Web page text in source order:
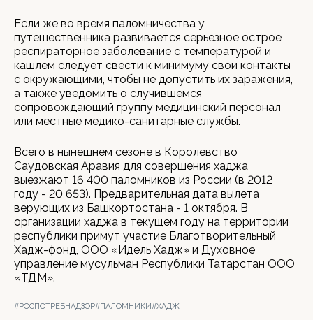
Если же во время паломничества у
путешественника развивается серьезное острое
респираторное заболевание с температурой и
кашлем следует свести к минимуму свои контакты
с окружающими, чтобы не допустить их заражения,
а также уведомить о случившемся
сопровождающий группу медицинский персонал
или местные медико-санитарные службы.
Всего в нынешнем сезоне в Королевство
Саудовская Аравия для совершения хаджа
выезжают 16 400 паломников из России (в 2012
году - 20 653). Предварительная дата вылета
верующих из Башкортостана - 1 октября. В
организации хаджа в текущем году на территории
республики примут участие Благотворительный
Хадж-фонд, ООО «Идель Хадж» и Духовное
управление мусульман Республики Татарстан ООО
«ТДМ».
#РОСПОТРЕБНАДЗОР#ПАЛОМНИКИ#ХАДЖ